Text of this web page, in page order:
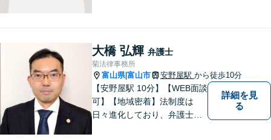
大橋 弘輝 弁護士
菊法律事務所
富山県|富山市 安野屋駅 から徒歩10分
【安野屋駅 10分】【WEB面談
可】【地域密着】法制度は
日々進化しており、弁護士に
詳細を見
る